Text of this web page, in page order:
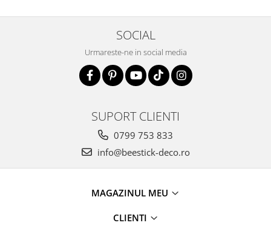
SOCIAL
Urmareste-ne in social media
SUPORT CLIENTI
0799 753 833
info@beestick-deco.ro
MAGAZINUL MEU
CLIENTI